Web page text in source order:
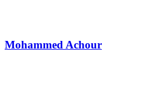
Mohammed Achour